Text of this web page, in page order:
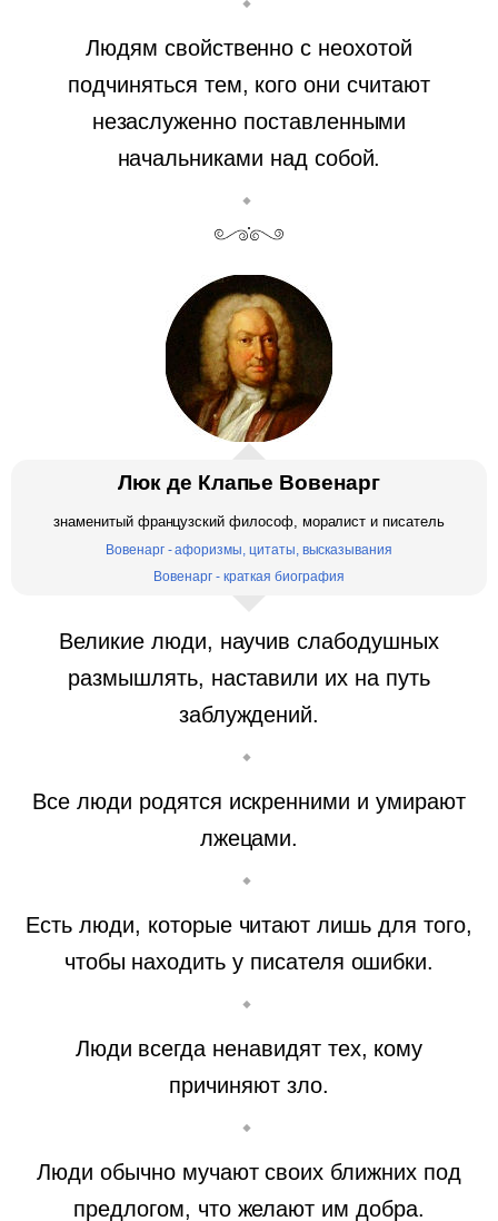
Людям свойственно с неохотой
подчиняться тем, кого они считают
незаслуженно поставленными
начальниками над собой.
Люк де Клапье Вовенарг
знаменитый французский философ, моралист и писатель
Вовенарг - афоризмы, цитаты, высказывания
Вовенарг - краткая биография
Великие люди, научив слабодушных
размышлять, наставили их на путь
заблуждений.
Все люди родятся искренними и умирают
лжецами.
Есть люди, которые читают лишь для того,
чтобы находить у писателя ошибки.
Люди всегда ненавидят тех, кому
причиняют зло.
Люди обычно мучают своих ближних под
предлогом, что желают им добра.